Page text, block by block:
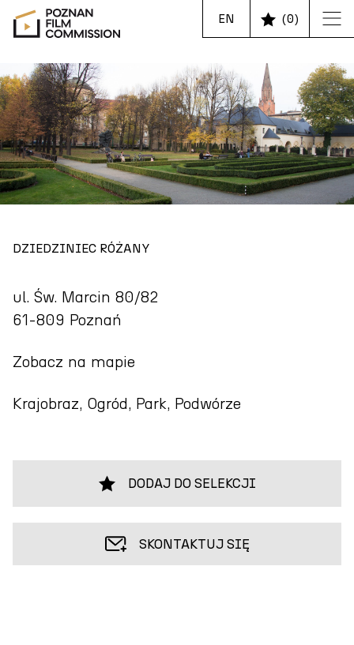
EN (0)
DZIEDZINIEC RÓŻANY
ul. Św. Marcin 80/82
61-809 Poznań
Zobacz na mapie
Krajobraz, Ogród, Park, Podwórze
DODAJ DO SELEKCJI
SKONTAKTUJ SIĘ